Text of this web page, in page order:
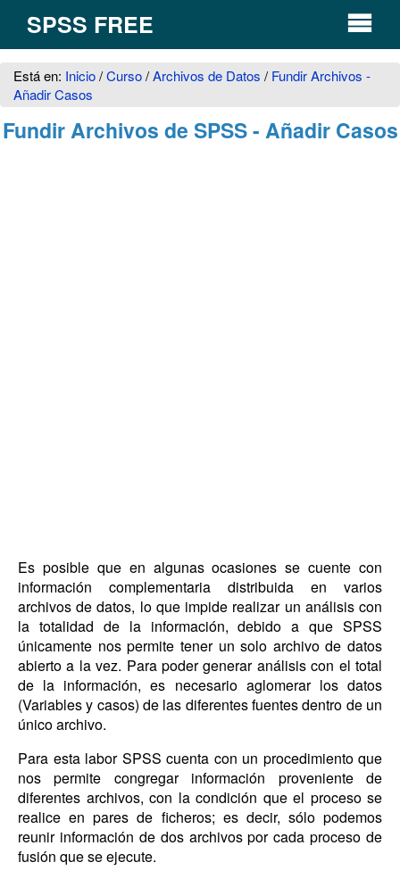
SPSS FREE
Está en: Inicio/Curso/Archivos de Datos / Fundir Archivos -
Añadir Casos
Fundir Archivos de SPSS - Añadir Casos
Es posible que en algunas ocasiones se cuente con
información complementaria distribuida en varios
archivos de datos, lo que impide realizar un análisis con
la totalidad de la información, debido a que SPSS
únicamente nos permite tener un solo archivo de datos
abierto a la vez. Para poder generar análisis con el total
de la información, es necesario aglomerar los datos
(Variables y casos) de las diferentes fuentes dentro de un
único archivo.
Para esta labor SPSS cuenta con un procedimiento que
nos permite congregar información proveniente de
diferentes archivos, con la condición que el proceso se
realice en pares de ficheros; es decir, sólo podemos
reunir información de dos archivos por cada proceso de
fusión que se ejecute.